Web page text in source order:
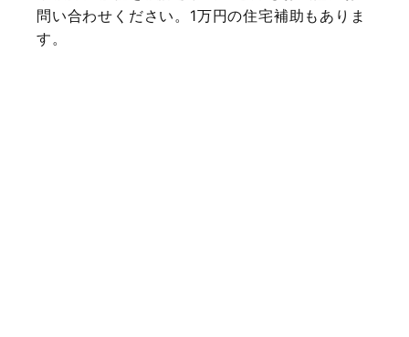
問い合わせください。1万円の住宅補助もありま
す。